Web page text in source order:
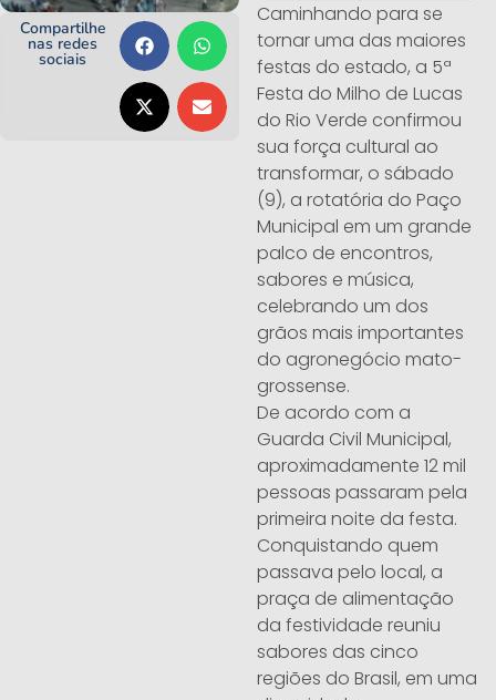
Compartilhe
nas redes
sociais
Caminhando para se
tornar uma das maiores
festas do estado, a 5ª
Festa do Milho de Lucas
do Rio Verde confirmou
sua força cultural ao
transformar, o sábado
(9), a rotatória do Paço
Municipal em um grande
palco de encontros,
sabores e música,
celebrando um dos
grãos mais importantes
do agronegócio mato-
grossense.
De acordo com a
Guarda Civil Municipal,
aproximadamente 12 mil
pessoas passaram pela
primeira noite da festa.
Conquistando quem
passava pelo local, a
praça de alimentação
da festividade reuniu
sabores das cinco
regiões do Brasil, em uma